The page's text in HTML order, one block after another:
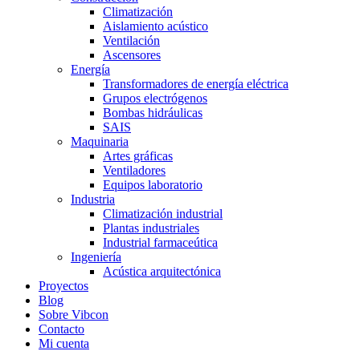
Climatización
Aislamiento acústico
Ventilación
Ascensores
Energía
Transformadores de energía eléctrica
Grupos electrógenos
Bombas hidráulicas
SAIS
Maquinaria
Artes gráficas
Ventiladores
Equipos laboratorio
Industria
Climatización industrial
Plantas industriales
Industrial farmaceútica
Ingeniería
Acústica arquitectónica
Proyectos
Blog
Sobre Vibcon
Contacto
Mi cuenta